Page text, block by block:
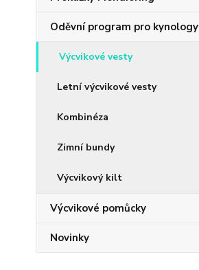
Oděvní program pro kynology
Výcvikové vesty
Letní výcvikové vesty
Kombinéza
Zimní bundy
Výcvikový kilt
Výcvikové pomůcky
Novinky